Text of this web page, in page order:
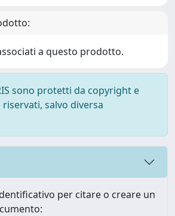
a questo prodotto.
sono protetti da copyright e
salvo diversa
per citare o creare un